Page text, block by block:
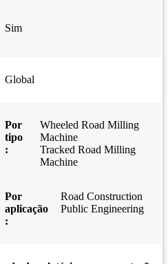
Sim
Global
Por
tipo
:
Wheeled Road Milling
Machine
Tracked Road Milling
Machine
Por
aplicação
:
Road Construction
Public Engineering